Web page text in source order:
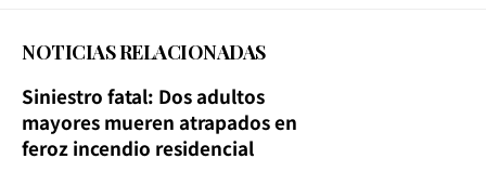
NOTICIAS RELACIONADAS
Siniestro fatal: Dos adultos
mayores mueren atrapados en
feroz incendio residencial